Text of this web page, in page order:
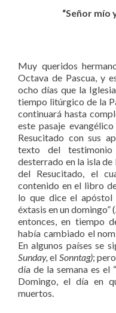
“Señor mío
Muy queridos
Octava de Pascua, y
ocho días que la
tiempo litúrgico de la
continuará hasta
este pasaje
Resucitado con sus
texto del
desterrado en la isla
del Resucitado, el
contenido en el libro
lo que dice el apóstol
éxtasis en un domingo”
entonces, en tiempo
había cambiado el
En algunos países se
Sunday,el Sonntag);
día de la semana es el
Domingo, el día en
muertos.